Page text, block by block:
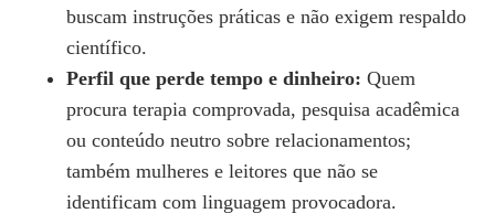
buscam instruções práticas e não exigem respaldo
científico.
Perfil que perde tempo e dinheiro: Quem
procura terapia comprovada, pesquisa acadêmica
ou conteúdo neutro sobre relacionamentos;
também mulheres e leitores que não se
identificam com linguagem provocadora.